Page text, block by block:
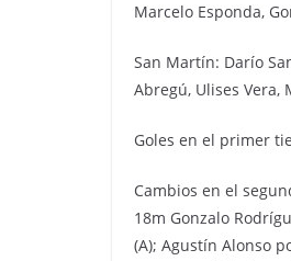
Marcelo Esponda,
San Martín: Darío
Abregú, Ulises Vera,
Goles en el primer
Cambios en el
18m Gonzalo
(A); Agustín Alonso